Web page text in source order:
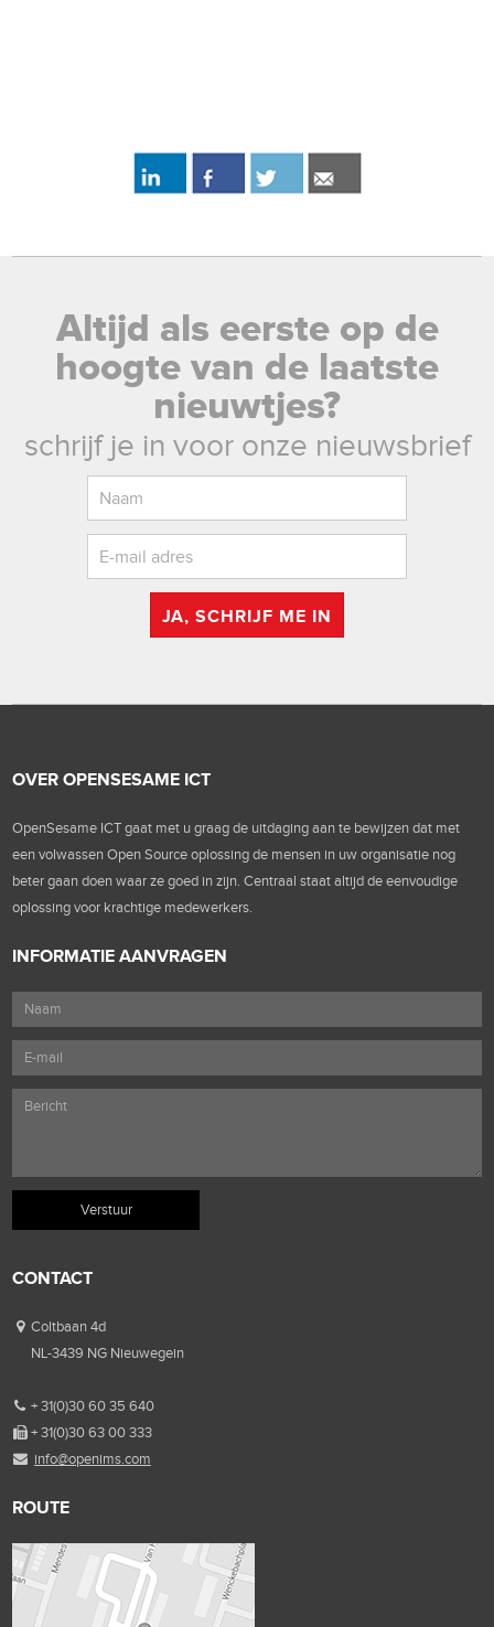
Altijd als eerste op de
hoogte van de laatste
nieuwtjes?
schrijf je in voor onze nieuwsbrief
JA, SCHRIJF ME IN
OVER OPENSESAME ICT
OpenSesame ICT gaat met u graag de uitdaging aan te bewijzen dat met
een volwassen Open Source oplossing de mensen in uw organisatie nog
beter gaan doen waar ze goed in zijn. Centraal staat altijd de eenvoudige
oplossing voor krachtige medewerkers.
INFORMATIE AANVRAGEN
CONTACT
Coltbaan 4d
NL-3439 NG Nieuwegein
+ 31(0)30 60 35 640
+ 31(0)30 63 00 333
info@openims.com
ROUTE